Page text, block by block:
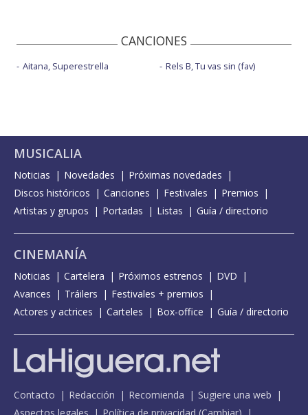
CANCIONES
Aitana, Superestrella Rels B, Tu vas sin (fav)
MUSICALIA
Noticias Novedades
Próximas novedades
Discos históricos
Canciones Festivales
Premios
Artistas y grupos
Portadas Listas Guía / directorio
CINEMANÍA
Noticias Cartelera Próximos estrenos
DVD
Avances
Tráilers
Festivales + premios
Actores y actrices
Carteles Box-office Guía / directorio
Contacto Redacción Recomienda
Sugiere una web